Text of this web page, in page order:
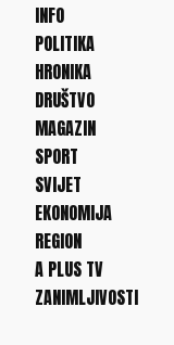
INFO
POLITIKA
HRONIKA
DRUŠTVO
MAGAZIN
SPORT
SVIJET
EKONOMIJA
REGION
A PLUS TV
ZANIMLJIVOSTI